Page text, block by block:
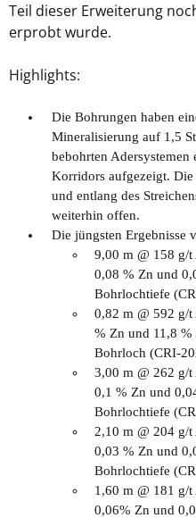
Teil dieser Erweiterung
erprobt wurde.
Highlights:
Die Bohrungen haben
Mineralisierung auf 1,5
bebohrten Adersystemen
Korridors aufgezeigt.
und entlang des
weiterhin offen.
Die jüngsten Ergebnisse
9,00 m @ 158 g/
0,08 % Zn und
Bohrlochtiefe
0,82 m @ 592 g/
% Zn und 11,8 %
Bohrloch (CRI-
3,00 m @ 262 g/
0,1 % Zn und
Bohrlochtiefe
2,10 m @ 204 g/
0,03 % Zn und
Bohrlochtiefe
1,60 m @ 181 g/
0,06% Zn und